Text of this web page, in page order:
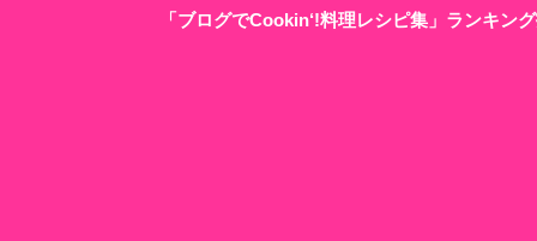
「ブログでCookin‘!料理レシピ集」ランキン